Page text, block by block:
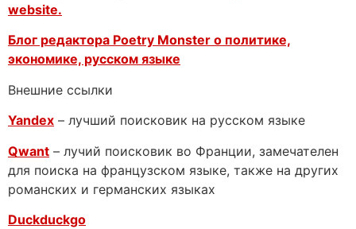
website.
Блог редактора Poetry Monster о политике,
экономике, русском языке
Внешние ссылки
Yandex – лучший поисковик на русском языке
Qwant – лучий поисковик во Франции, замечателен
для поиска на французском языке, также на других
романских и германских языках
Duckduckgo